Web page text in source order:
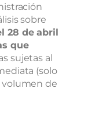
sobre
28 de abril
que
sujetas al
(solo
volumen de